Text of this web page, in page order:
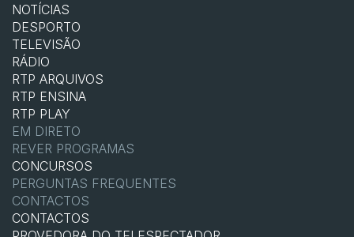
NOTÍCIAS
DESPORTO
TELEVISÃO
RÁDIO
RTP ARQUIVOS
RTP ENSINA
RTP PLAY
EM DIRETO
REVER PROGRAMAS
CONCURSOS
PERGUNTAS FREQUENTES
CONTACTOS
CONTACTOS